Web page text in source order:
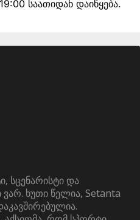
საათიდან დაიწყება.
სცენარისტი და
ხუთი წელია, Setanta